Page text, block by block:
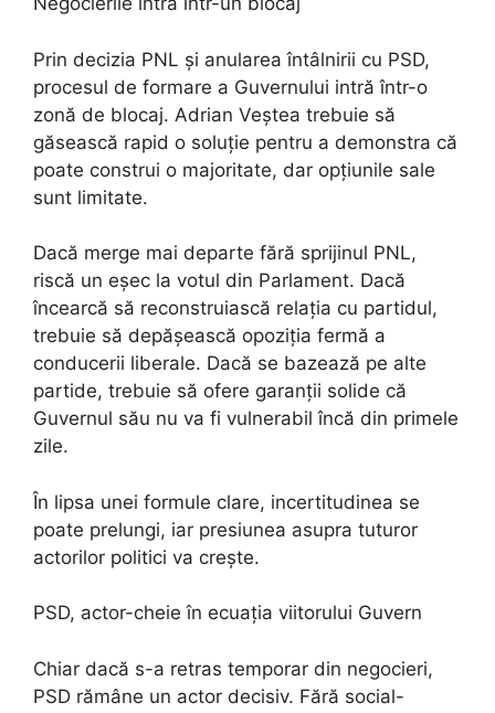
Prin decizia PNL și anularea întâlnirii cu PSD,
procesul de formare a Guvernului intră într-o
zonă de blocaj. Adrian Veștea trebuie să
găsească rapid o soluție pentru a demonstra că
poate construi o majoritate, dar opțiunile sale
sunt limitate.
Dacă merge mai departe fără sprijinul PNL,
riscă un eșec la votul din Parlament. Dacă
încearcă să reconstruiască relația cu partidul,
trebuie să depășească opoziția fermă a
conducerii liberale. Dacă se bazează pe alte
partide, trebuie să ofere garanții solide că
Guvernul său nu va fi vulnerabil încă din primele
zile.
În lipsa unei formule clare, incertitudinea se
poate prelungi, iar presiunea asupra tuturor
actorilor politici va crește.
PSD, actor-cheie în ecuația viitorului Guvern
Chiar dacă s-a retras temporar din negocieri,
PSD rămâne un actor decisiv. Fără social-